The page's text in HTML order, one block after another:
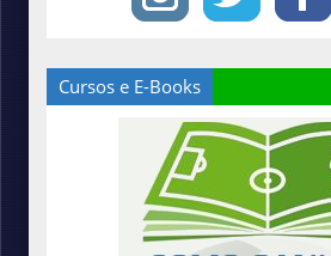
Cursos e E-Books